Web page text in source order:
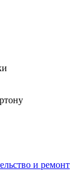
и ремонт